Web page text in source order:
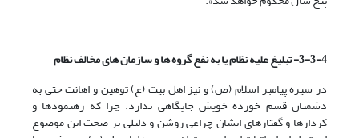
3-3-4- تبلیغ علیه نظام یا به نفع گروه ها و سازمان های مخالف نظام
در سیره پیامبر اسلام (ص) و نیز اهل بیت (ع) توهین و اهانت حتی به
دشمنان قسم خورده خویش جایگاهی ندارد. چرا که رهنمودها و
کردارها و گفتارهای ایشان چراغی روشن و دلیلی بر صحت این موضوع